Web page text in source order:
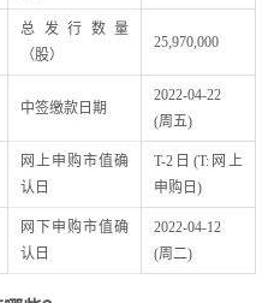
总发行数量
（股）
25,970,000
中签缴款日期
2022-04-22
(周五)
网上申购市值确
认日
T-2日(T:网上
申购日)
网下申购市值确
认日
2022-04-12
(周二)